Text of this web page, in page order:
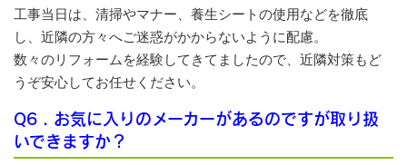
工事当日は、清掃やマナー、養生シートの使用などを徹底
し、近隣の方々へご迷惑がかからないように配慮。
数々のリフォームを経験してきてましたので、近隣対策もど
うぞ安心してお任せください。
Q6 . お気に入りのメーカーがあるのですが取り扱
いできますか？